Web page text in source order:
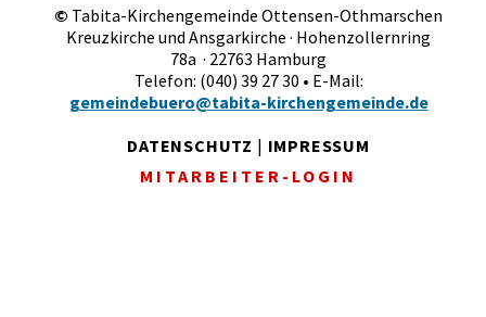
© Tabita-Kirchengemeinde Ottensen-Othmarschen
Kreuzkirche und Ansgarkirche · Hohenzollernring
78a · 22763 Hamburg
Telefon: (040) 39 27 30 • E-Mail:
gemeindebuero@tabita-kirchengemeinde.de
DATENSCHUTZ | IMPRESSUM
MITARBEITER-LOGIN